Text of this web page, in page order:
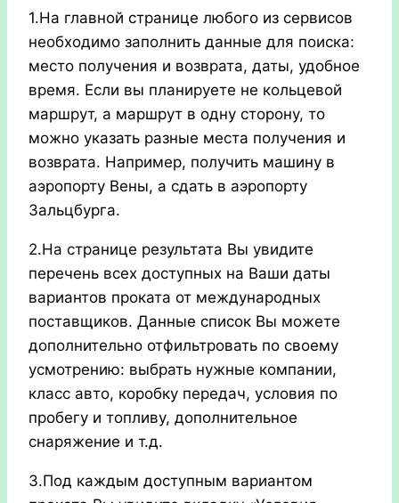
1.На главной странице любого из сервисов
необходимо заполнить данные для поиска:
место получения и возврата, даты, удобное
время. Если вы планируете не кольцевой
маршрут, а маршрут в одну сторону, то
можно указать разные места получения и
возврата. Например, получить машину в
аэропорту Вены, а сдать в аэропорту
Зальцбурга.
2.На странице результата Вы увидите
перечень всех доступных на Ваши даты
вариантов проката от международных
поставщиков. Данные список Вы можете
дополнительно отфильтровать по своему
усмотрению: выбрать нужные компании,
класс авто, коробку передач, условия по
пробегу и топливу, дополнительное
снаряжение и т.д.
3.Под каждым доступным вариантом